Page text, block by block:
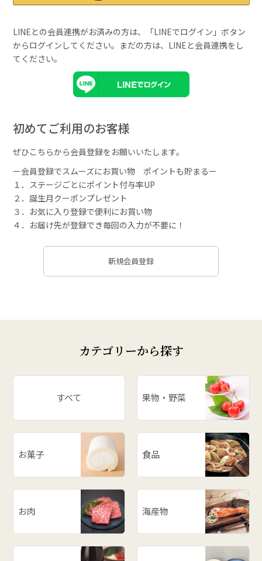
LINEとの会員連携がお済みの方は、「LINEでログイン」ボタン
からログインしてください。まだの方は、 LINEと会員連携をし
てください。
初めてご利用のお客様
ぜひこちらから会員登録をお願いいたします。
ー会員登録でスムーズにお買い物 ポイントも貯まるー
１．ステージごとにポイント付与率UP
２．誕生月クーポンプレゼント
３．お気に入り登録で便利にお買い物
４．お届け先が登録でき毎回の入力が不要に！
新規会員登録
カテゴリーから探す
すべて 果物・野菜
お菓子 食品
お肉 海産物